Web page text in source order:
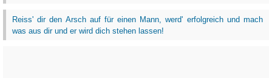
Reiss' dir den Arsch auf für einen Mann, werd' erfolgreich und mach
was aus dir und er wird dich stehen lassen!